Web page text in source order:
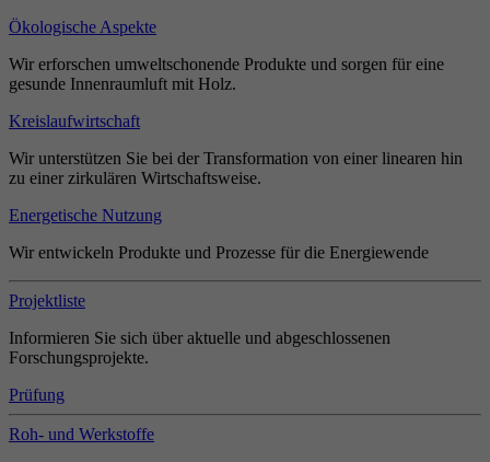
Ökologische Aspekte
Wir erforschen umweltschonende Produkte und sorgen für eine
gesunde Innenraumluft mit Holz.
Kreislaufwirtschaft
Wir unterstützen Sie bei der Transformation von einer linearen hin
zu einer zirkulären Wirtschaftsweise.
Energetische Nutzung
Wir entwickeln Produkte und Prozesse für die Energiewende
Projektliste
Informieren Sie sich über aktuelle und abgeschlossenen
Forschungsprojekte.
Prüfung
Roh- und Werkstoffe